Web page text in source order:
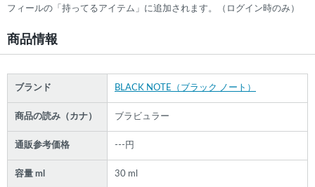
フィールの「持ってるアイテム」に追加されます。（ログイン時のみ）
商品情報
ブランド BLACK NOTE（ブラック ノート）
商品の読み（カナ） ブラビュラー
通販参考価格 ---円
容量 ml 30 ml